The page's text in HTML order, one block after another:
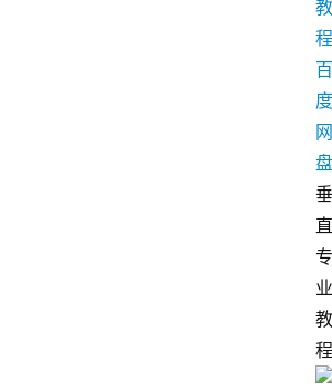
教
程
百
度
网
盘
垂
直
专
业
教
程